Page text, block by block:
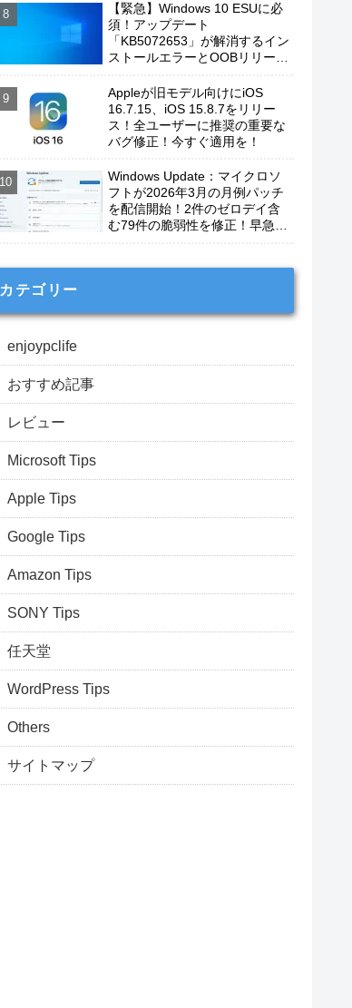
【緊急】Windows 10 ESUに必
須！アップデート
「KB5072653」が解消するイン
ストールエラーとOOBリリース
Appleが旧モデル向けにiOS
16.7.15、iOS 15.8.7をリリー
ス！全ユーザーに推奨の重要な
バグ修正！今すぐ適用を！
Windows Update：マイクロソ
フトが2026年3月の月例パッチ
を配信開始！2件のゼロデイ含
む79件の脆弱性を修正！早急に
カテゴリー
enjoypclife
おすすめ記事
レビュー
Microsoft Tips
Apple Tips
Google Tips
Amazon Tips
SONY Tips
任天堂
WordPress Tips
Others
サイトマップ